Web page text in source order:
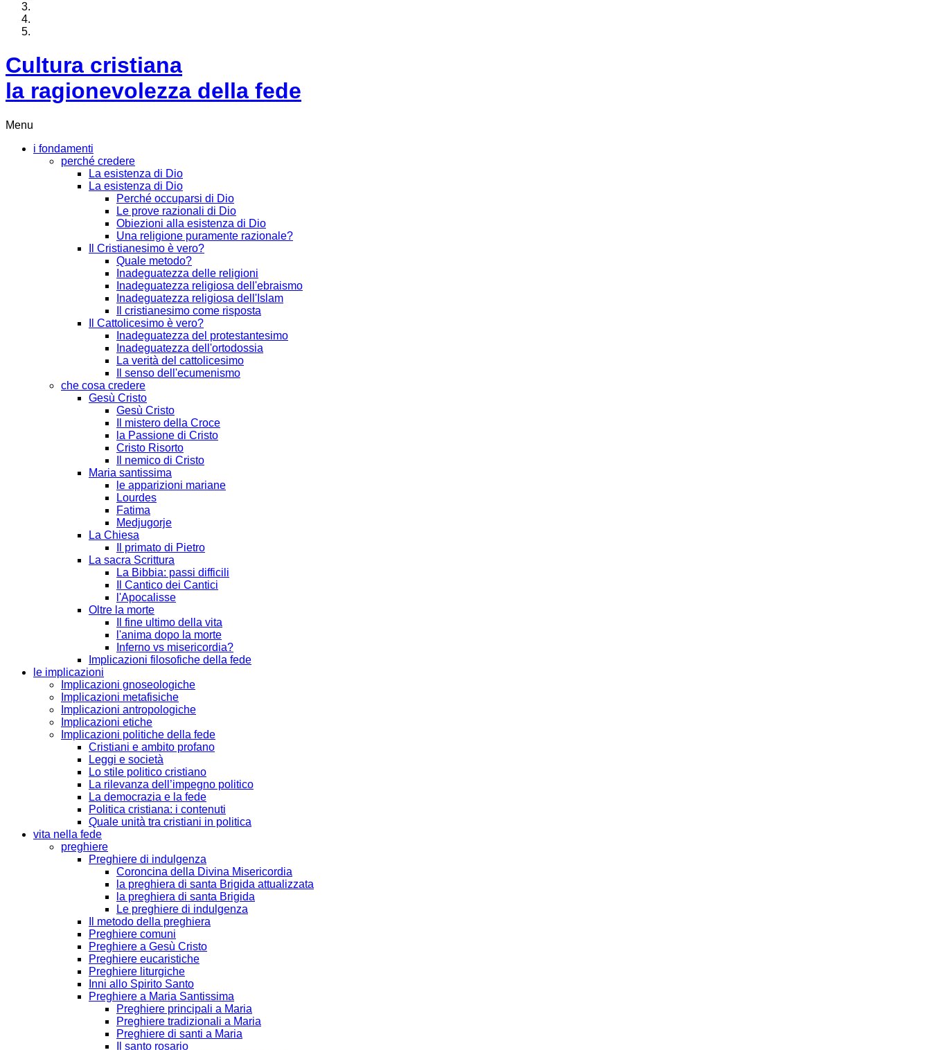
Cultura cristiana
la ragionevolezza della fede
Menu
i fondamenti
perché credere
La esistenza di Dio
La esistenza di Dio
Perché occuparsi di Dio
Le prove razionali di Dio
Obiezioni alla esistenza di Dio
Una religione puramente razionale?
Il Cristianesimo è vero?
Quale metodo?
Inadeguatezza delle religioni
Inadeguatezza religiosa dell'ebraismo
Inadeguatezza religiosa dell'Islam
Il cristianesimo come risposta
Il Cattolicesimo è vero?
Inadeguatezza del protestantesimo
Inadeguatezza dell'ortodossia
La verità del cattolicesimo
Il senso dell'ecumenismo
che cosa credere
Gesù Cristo
Gesù Cristo
Il mistero della Croce
la Passione di Cristo
Cristo Risorto
Il nemico di Cristo
Maria santissima
le apparizioni mariane
Lourdes
Fatima
Medjugorje
La Chiesa
Il primato di Pietro
La sacra Scrittura
La Bibbia: passi difficili
Il Cantico dei Cantici
l'Apocalisse
Oltre la morte
Il fine ultimo della vita
l'anima dopo la morte
Inferno vs misericordia?
Implicazioni filosofiche della fede
le implicazioni
Implicazioni gnoseologiche
Implicazioni metafisiche
Implicazioni antropologiche
Implicazioni etiche
Implicazioni politiche della fede
Cristiani e ambito profano
Leggi e società
Lo stile politico cristiano
La rilevanza dell’impegno politico
La democrazia e la fede
Politica cristiana: i contenuti
Quale unità tra cristiani in politica
vita nella fede
preghiere
Preghiere di indulgenza
Coroncina della Divina Misericordia
la preghiera di santa Brigida attualizzata
la preghiera di santa Brigida
Le preghiere di indulgenza
Il metodo della preghiera
Preghiere comuni
Preghiere a Gesù Cristo
Preghiere eucaristiche
Preghiere liturgiche
Inni allo Spirito Santo
Preghiere a Maria Santissima
Preghiere principali a Maria
Preghiere tradizionali a Maria
Preghiere di santi a Maria
Il santo rosario